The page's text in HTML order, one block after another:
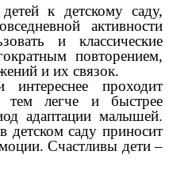
к детскому саду,
активности
и классические
повторением,
и их связок.
проходит
тем легче и быстрее
адаптации малышей.
саду приносит
Счастливы дети –